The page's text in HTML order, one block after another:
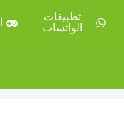
تطبيقات
الواتساب